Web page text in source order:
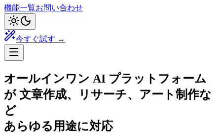
機能一覧お問い合わせ
今すぐ試す →
オールインワン AI プラットフォーム
が 文章作成、リサーチ、アート制作な
ど
あらゆる用途に対応